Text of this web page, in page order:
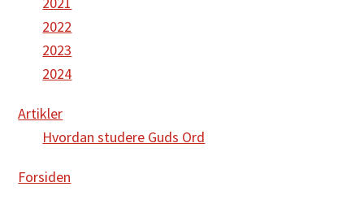
2022
2023
2024
Artikler
Hvordan studere Guds Ord
Forsiden